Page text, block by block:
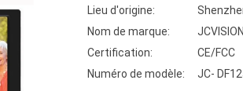
Lieu d'origine:
Nom de marque:
JCVISION
Certification:
CE/FCC
Numéro de modèle:
JC-